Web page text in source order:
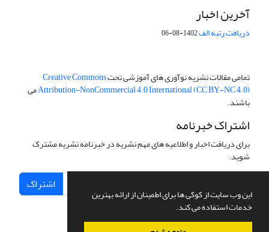
این وب سایت از کوکی ها برای اطمینان از ارائه بهترین
خدمات استفاده می کند.
آخرین اخبار
دریافت رتبه الف1402-08-06
تمامی مقالات نشریه نوآوری های آموزشی تحتCreative Commons
Attribution-NonCommercial 4.0 International (CC BY-NC 4.0)می
باشند.
اشتراک خبرنامه
برای دریافت اخبار و اطلاعیه های مهم نشریه در خبرنامه نشریه مشترک
شوید.
اشتراک